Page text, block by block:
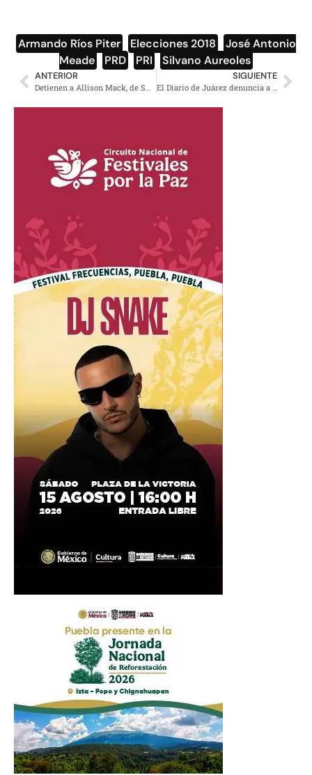
Armando Ríos Piter Elecciones 2018
José Antonio
Meade
PRD PRI Silvano Aureoles
ANTERIOR
Detienen a Allison Mack, de Smallville, por relación con Nxivm, culto esclavizador de mujeres
SIGUIENTE
El Diario de Juárez denuncia a panistas, difunden falsa portada